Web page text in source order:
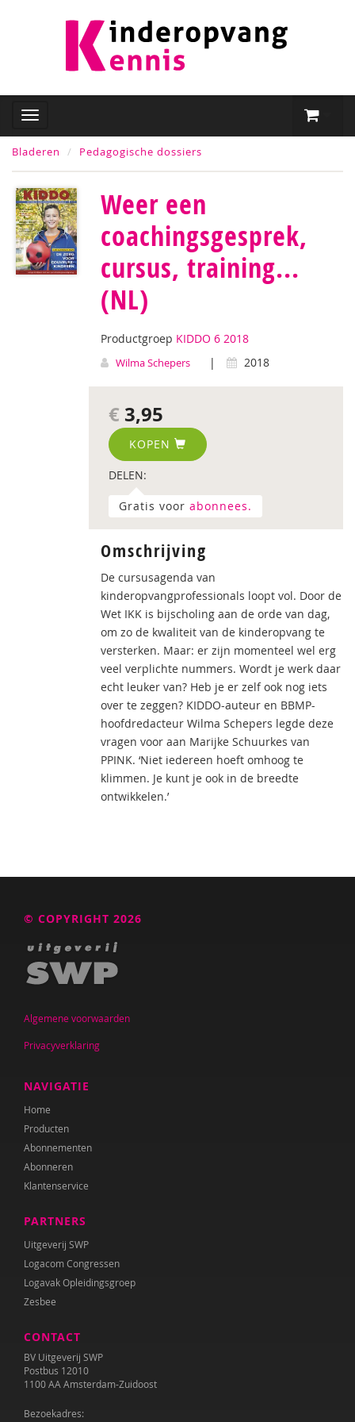
Bladeren Pedagogische dossiers
Weer een
coachingsgesprek,
cursus, training...
(NL)
Productgroep KIDDO 6 2018
Wilma Schepers | 2018
€ 3,95
KOPEN
DELEN:
Gratis voor abonnees.
Omschrijving
De cursusagenda van
kinderopvangprofessionals loopt vol. Door de
Wet IKK is bijscholing aan de orde van dag,
om zo de kwaliteit van de kinderopvang te
versterken. Maar: er zijn momenteel wel erg
veel verplichte nummers. Wordt je werk daar
echt leuker van? Heb je er zelf ook nog iets
over te zeggen? KIDDO-auteur en BBMP-
hoofdredacteur Wilma Schepers legde deze
vragen voor aan Marijke Schuurkes van
PPINK. ‘Niet iedereen hoeft omhoog te
klimmen. Je kunt je ook in de breedte
ontwikkelen.’
© COPYRIGHT 2026
Algemene voorwaarden
Privacyverklaring
NAVIGATIE
Home
Producten
Abonnementen
Abonneren
Klantenservice
PARTNERS
Uitgeverij SWP
Logacom Congressen
Logavak Opleidingsgroep
Zesbee
CONTACT
BV Uitgeverij SWP
Postbus 12010
1100 AA Amsterdam-Zuidoost
Bezoekadres: